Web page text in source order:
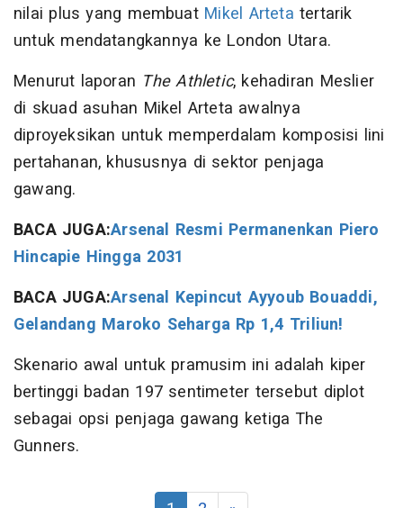
nilai plus yang membuat Mikel Arteta tertarik
untuk mendatangkannya ke London Utara.
Menurut laporan The Athletic, kehadiran Meslier
di skuad asuhan Mikel Arteta awalnya
diproyeksikan untuk memperdalam komposisi lini
pertahanan, khususnya di sektor penjaga
gawang.
BACA JUGA:Arsenal Resmi Permanenkan Piero
Hincapie Hingga 2031
BACA JUGA:Arsenal Kepincut Ayyoub Bouaddi,
Gelandang Maroko Seharga Rp 1,4 Triliun!
Skenario awal untuk pramusim ini adalah kiper
bertinggi badan 197 sentimeter tersebut diplot
sebagai opsi penjaga gawang ketiga The
Gunners.